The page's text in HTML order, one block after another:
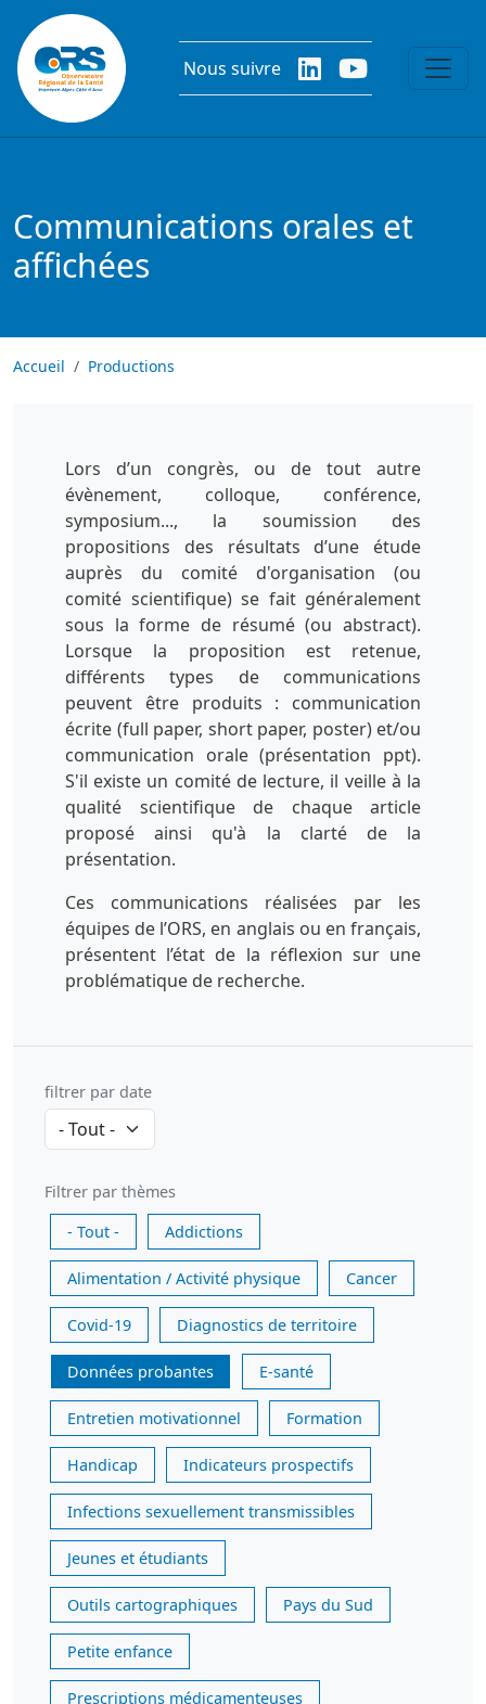
Aller au contenu principal
Nous suivre
Communications orales et
affichées
Accueil Productions
Lors d’un congrès, ou de tout autre
évènement, colloque, conférence,
symposium..., la soumission des
propositions des résultats d’une étude
auprès du comité d'organisation (ou
comité scientifique) se fait généralement
sous la forme de résumé (ou abstract).
Lorsque la proposition est retenue,
différents types de communications
peuvent être produits : communication
écrite (full paper, short paper, poster) et/ou
communication orale (présentation ppt).
S'il existe un comité de lecture, il veille à la
qualité scientifique de chaque article
proposé ainsi qu'à la clarté de la
présentation.
Ces communications réalisées par les
équipes de l’ORS, en anglais ou en français,
présentent l’état de la réflexion sur une
problématique de recherche.
filtrer par date
Filtrer par thèmes
- Tout -
Addictions
Alimentation / Activité physique Cancer
Covid-19 Diagnostics de territoire
Données probantes E-santé
Entretien motivationnel Formation
Handicap Indicateurs prospectifs
Infections sexuellement transmissibles
Jeunes et étudiants
Outils cartographiques Pays du Sud
Petite enfance
Prescriptions médicamenteuses